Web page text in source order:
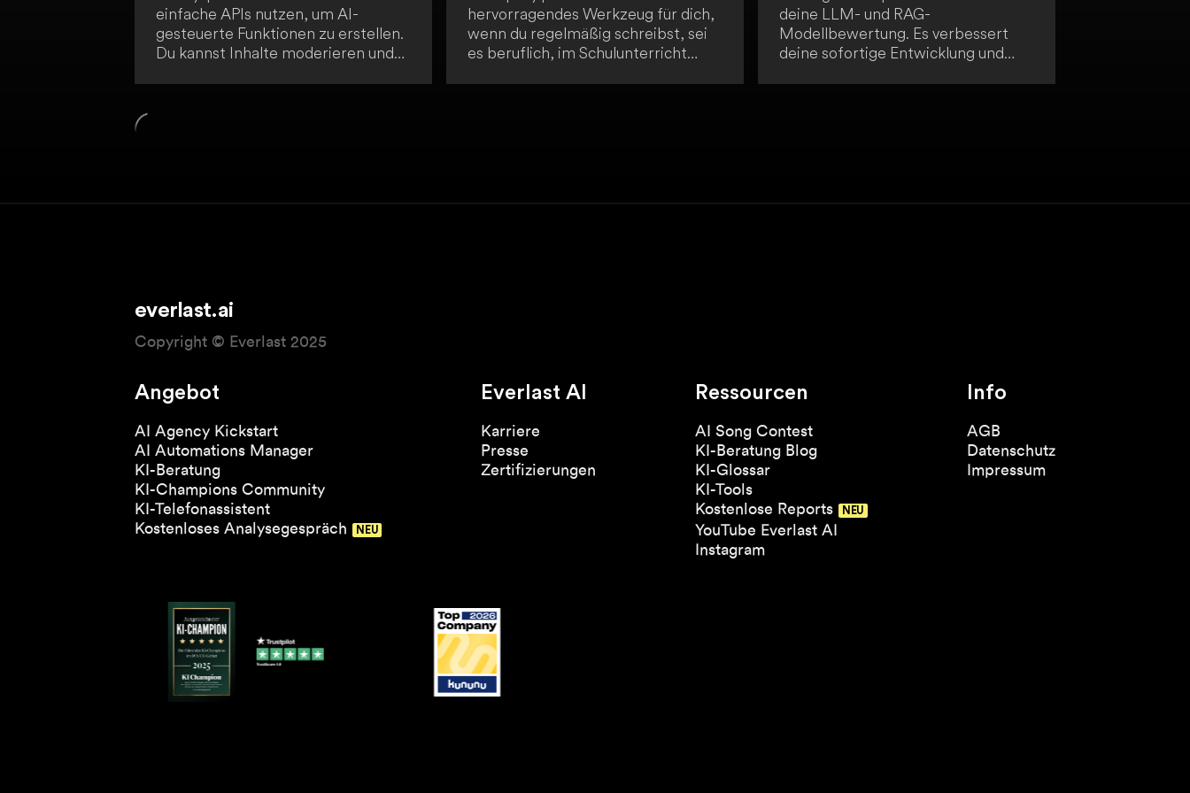
einfache APIs nutzen, um AI-
gesteuerte Funktionen zu erstellen.
Du kannst Inhalte moderieren und
hervorragendes Werkzeug für dich,
wenn du regelmäßig schreibst, sei
es beruflich, im Schulunterricht
deine LLM- und RAG-
Modellbewertung. Es verbessert
deine sofortige Entwicklung und
everlast.ai
Copyright © Everlast 2025
Angebot
AI Agency Kickstart
AI Automations Manager
KI-Beratung
KI-Champions Community
KI-Telefonassistent
Kostenloses Analysegespräch
Everlast AI
Karriere
Presse
Zertifizierungen
Ressourcen
AI Song Contest
KI-Beratung Blog
KI-Glossar
KI-Tools
Kostenlose Reports
YouTube Everlast AI
Instagram
Info
AGB
Datenschutz
Impressum